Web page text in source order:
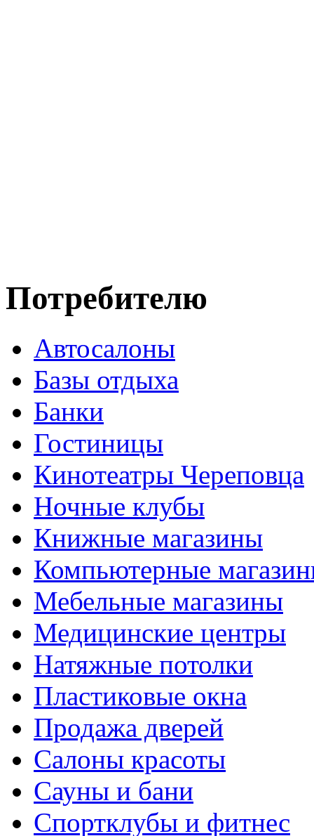
Потребителю
Автосалоны
Базы отдыха
Банки
Гостиницы
Кинотеатры Череповца
Ночные клубы
Книжные магазины
Компьютерные
Мебельные магазины
Медицинские центры
Натяжные потолки
Пластиковые окна
Продажа дверей
Салоны красоты
Сауны и бани
Спортклубы и фитнес